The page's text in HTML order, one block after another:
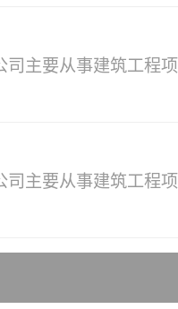
司主要从事建筑工程项
司主要从事建筑工程项